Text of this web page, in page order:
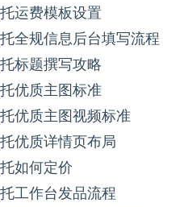
运费模板设置
全规信息后台填写流程
标题撰写攻略
优质主图标准
优质主图视频标准
优质详情页布局
如何定价
工作台发品流程